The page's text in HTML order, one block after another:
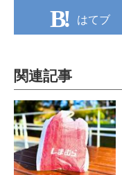
はてブ
関連記事